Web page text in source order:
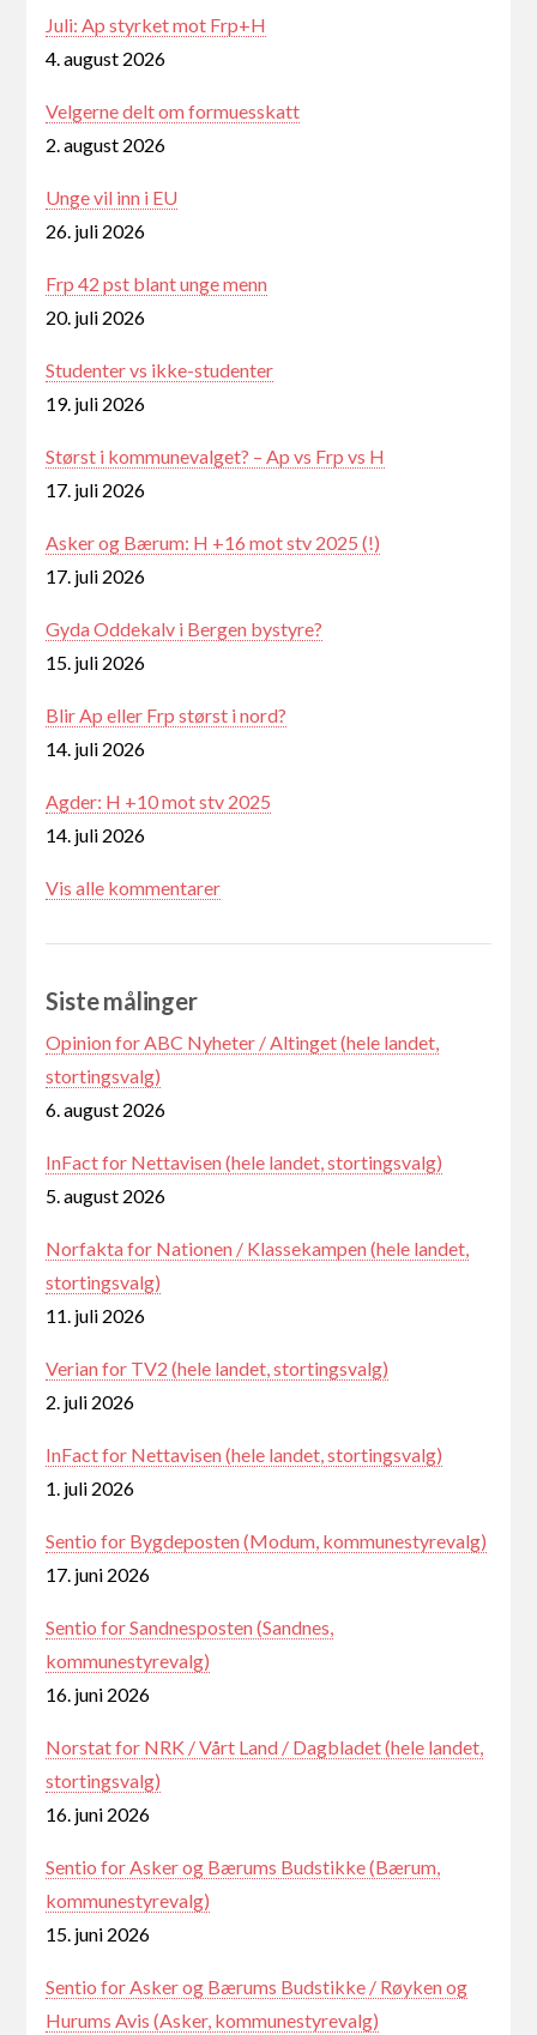
Juli: Ap styrket mot Frp+H
4. august 2026
Velgerne delt om formuesskatt
2. august 2026
Unge vil inn i EU
26. juli 2026
Frp 42 pst blant unge menn
20. juli 2026
Studenter vs ikke-studenter
19. juli 2026
Størst i kommunevalget? – Ap vs Frp vs H
17. juli 2026
Asker og Bærum: H +16 mot stv 2025 (!)
17. juli 2026
Gyda Oddekalv i Bergen bystyre?
15. juli 2026
Blir Ap eller Frp størst i nord?
14. juli 2026
Agder: H +10 mot stv 2025
14. juli 2026
Vis alle kommentarer
Siste målinger
Opinion for ABC Nyheter / Altinget (hele landet,
stortingsvalg)
6. august 2026
InFact for Nettavisen (hele landet, stortingsvalg)
5. august 2026
Norfakta for Nationen / Klassekampen (hele landet,
stortingsvalg)
11. juli 2026
Verian for TV2 (hele landet, stortingsvalg)
2. juli 2026
InFact for Nettavisen (hele landet, stortingsvalg)
1. juli 2026
Sentio for Bygdeposten (Modum, kommunestyrevalg)
17. juni 2026
Sentio for Sandnesposten (Sandnes,
kommunestyrevalg)
16. juni 2026
Norstat for NRK / Vårt Land / Dagbladet (hele landet,
stortingsvalg)
16. juni 2026
Sentio for Asker og Bærums Budstikke (Bærum,
kommunestyrevalg)
15. juni 2026
Sentio for Asker og Bærums Budstikke / Røyken og
Hurums Avis (Asker, kommunestyrevalg)